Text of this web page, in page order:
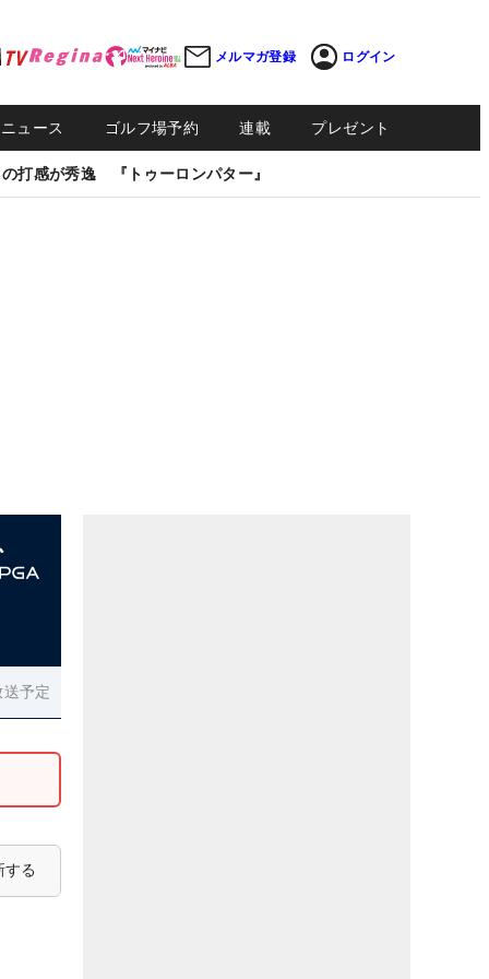
メルマガ登録 ログイン
ュース ゴルフ場予約 連載 プレゼント
打感が秀逸 『トゥーロンパター』
予定
する